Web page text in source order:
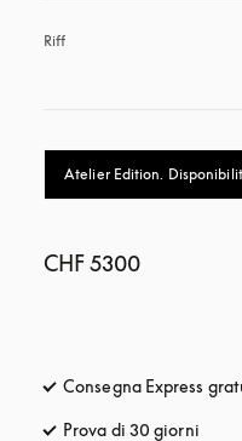
Riff
Atelier Edition.
CHF 5300
Consegna Express
Prova di 30 giorni